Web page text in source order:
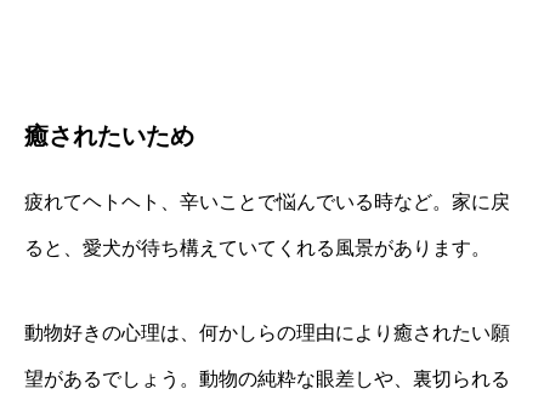
癒されたいため
疲れてヘトヘト、辛いことで悩んでいる時など。家に戻
ると、愛犬が待ち構えていてくれる風景があります。
動物好きの心理は、何かしらの理由により癒されたい願
望があるでしょう。動物の純粋な眼差しや、裏切られる